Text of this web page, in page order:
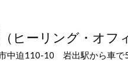
（ヒーリング・オフ
中迫110-10 岩出駅から車で